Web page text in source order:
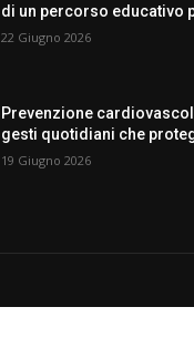
di un percorso educativo
22 Giugno 2026
Prevenzione
gesti quotidiani che
19 Giugno 2026